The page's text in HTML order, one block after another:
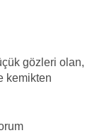
gözleri olan,
kemikten